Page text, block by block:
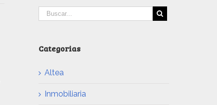
Categorias
Altea
Inmobiliaria